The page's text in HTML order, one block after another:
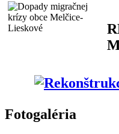
Fotogaléria